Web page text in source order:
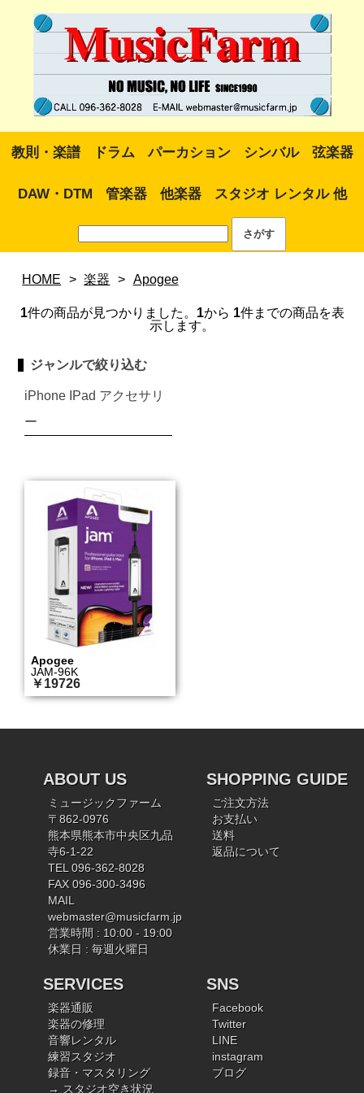
教則・楽譜 ドラム パーカション シンバル 弦楽器
DAW・DTM 管楽器 他楽器 スタジオ レンタル 他
HOME > 楽器 > Apogee
1件の商品が見つかりました。 1から 1件までの商品を表
示します。
ジャンルで絞り込む
iPhone IPad アクセサリ
ー
Apogee
JAM-96K
￥19726
ABOUT US
ミュージックファーム
〒862-0976
熊本県熊本市中央区九品
寺6-1-22
TEL 096-362-8028
FAX 096-300-3496
MAIL
webmaster@musicfarm.jp
営業時間 : 10:00 - 19:00
休業日 : 毎週火曜日
SHOPPING GUIDE
ご注文方法
お支払い
送料
返品について
SERVICES
楽器通販
楽器の修理
音響レンタル
練習スタジオ
録音・マスタリング
→ スタジオ空き状況
SNS
Facebook
Twitter
LINE
instagram
ブログ